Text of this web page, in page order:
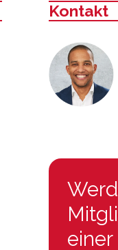
Kontakt
:
einer